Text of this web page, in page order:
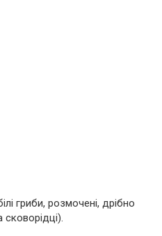
гриби, розмочені, дрібно
сковорідці).